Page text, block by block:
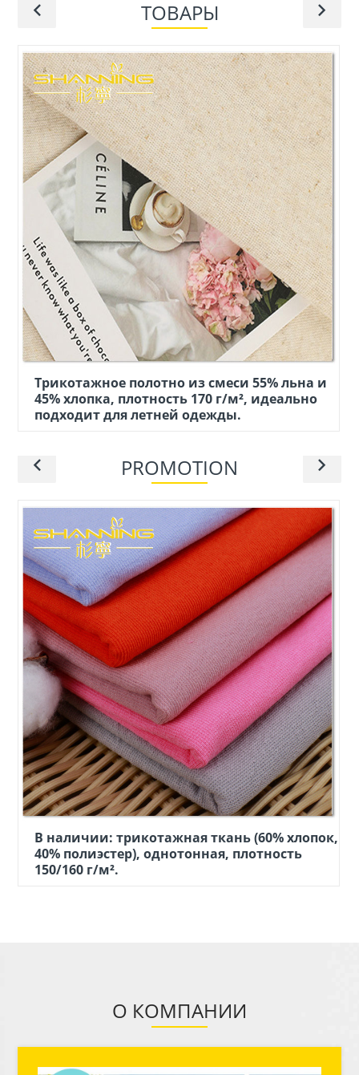
ТОВАРЫ
Трикотажное полотно из смеси 55% льна и
45% хлопка, плотность 170 г/м², идеально
подходит для летней одежды.
PROMOTION
Состав: трикотаж 62% вискоза, 33%
полиэстер, 5% спандекс, однотонный,
плотность 190 г/м².
О КОМПАНИИ